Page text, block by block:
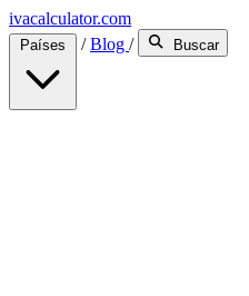
ivacalculator.com
/ Blog / Buscar